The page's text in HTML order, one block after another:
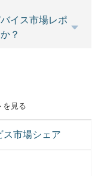
イス市場レポ
？
を見る
ス市場シェア